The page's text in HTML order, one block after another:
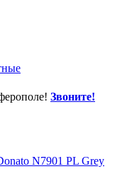
Звоните!
N7901 PL Grey